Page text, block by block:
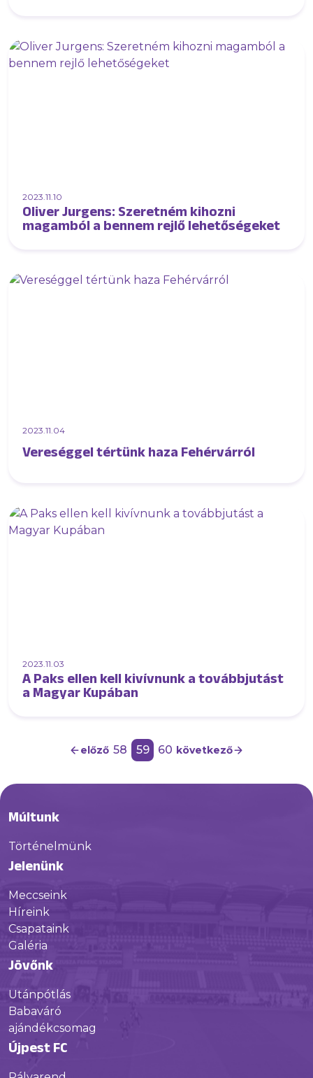
2023.11.10
Oliver Jurgens: Szeretném kihozni
magamból a bennem rejlő lehetőségeket
2023.11.04
Vereséggel tértünk haza Fehérvárról
2023.11.03
A Paks ellen kell kivívnunk a továbbjutást
a Magyar Kupában
előző 58 59 60 következő
Múltunk
Történelmünk
Jelenünk
Meccseink
Híreink
Csapataink
Galéria
Jövőnk
Utánpótlás
Babaváró
ajándékcsomag
Újpest FC